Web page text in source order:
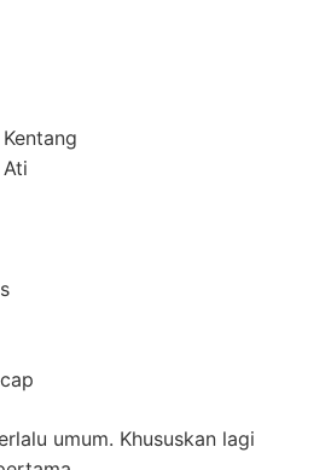
umum. Khususkan lagi